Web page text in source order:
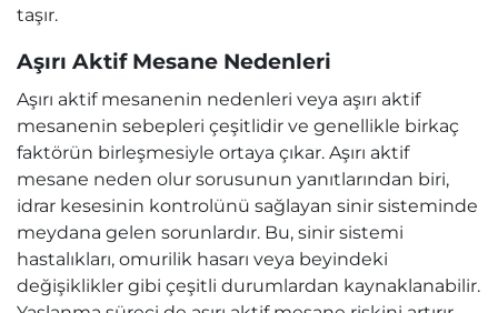
taşır.
Aşırı Aktif Mesane Nedenleri
Aşırı aktif mesanenin nedenleri veya aşırı aktif
mesanenin sebepleri çeşitlidir ve genellikle birkaç
faktörün birleşmesiyle ortaya çıkar. Aşırı aktif
mesane neden olur sorusunun yanıtlarından biri,
idrar kesesinin kontrolünü sağlayan sinir sisteminde
meydana gelen sorunlardır. Bu, sinir sistemi
hastalıkları, omurilik hasarı veya beyindeki
değişiklikler gibi çeşitli durumlardan kaynaklanabilir.